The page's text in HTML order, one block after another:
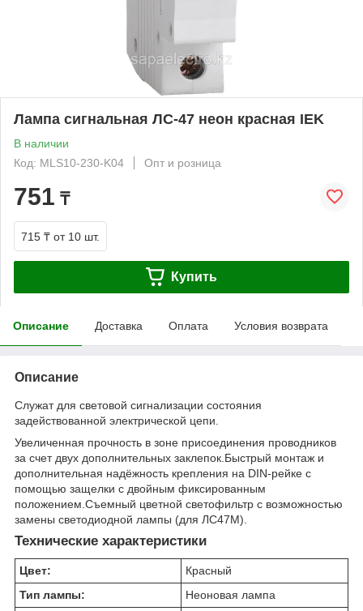
Лампа сигнальная ЛС-47 неон красная IEK
В наличии
Код: MLS10-230-K04
Опт и розница
751 ₸
715 ₸ от 10 шт.
Купить
Описание Доставка Оплата Условия возврата
Описание
Служат для световой сигнализации состояния
задействованной электрической цепи.
Увеличенная прочность в зоне присоединения проводников
за счет двух дополнительных заклепок.Быстрый монтаж и
дополнительная надёжность крепления на DIN-рейке с
помощью защелки с двойным фиксированным
положением.Съемный цветной светофильтр с возможностью
замены светодиодной лампы (для ЛС47М).
Технические характеристики
Цвет:
Красный
Тип лампы:
Неоновая лампа